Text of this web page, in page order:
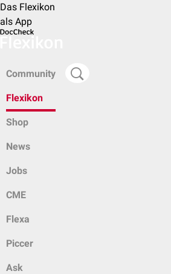
Das Flexikon
als App
Community
Flexikon
Shop
News
Jobs
CME
Flexa
Piccer
Ask